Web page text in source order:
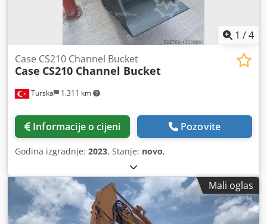
1 /4
Turska 1.311 km
Case CS210 Channel Bucket
Case CS210 Channel Bucket
Informacije o cijeni Pozovite
Godina izgradnje: 2023, Stanje: novo,
Mali oglas